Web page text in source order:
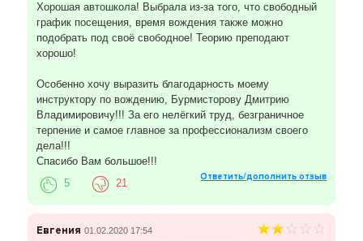
Хорошая автошкола! Выбрала из-за того, что свободный
график посещения, время вождения также можно
подобрать под своё свободное! Теорию преподают
хорошо!
Особенно хочу выразить благодарность моему
инструктору по вождению, Бурмисторову Дмитрию
Владимировичу!!! За его нелёгкий труд, безграничное
терпение и самое главное за профессионализм своего
дела!!!
Спасибо Вам большое!!!
Ответить/дополнить отзыв
5 21
Евгения 01.02.2020 17:54